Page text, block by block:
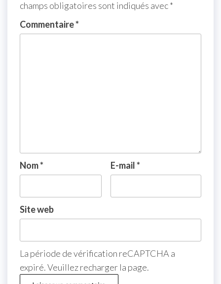
champs obligatoires sont indiqués avec*
Commentaire*
Nom* E-mail*
Site web
La période de vérification reCAPTCHA a
expiré. Veuillez recharger la page.